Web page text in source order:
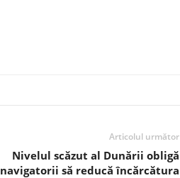
Articolul următor
Nivelul scăzut al Dunării obligă
navigatorii să reducă încărcătura